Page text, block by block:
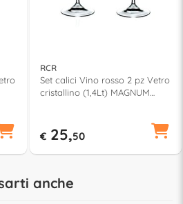
RCR
Set calici Vino rosso 2 pz Vetro
cristallino (1,4Lt) MAGNUM
€ 25,50
anche